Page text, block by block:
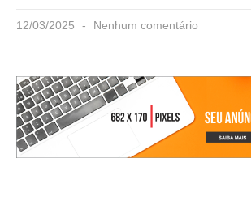
12/03/2025 Nenhum comentário